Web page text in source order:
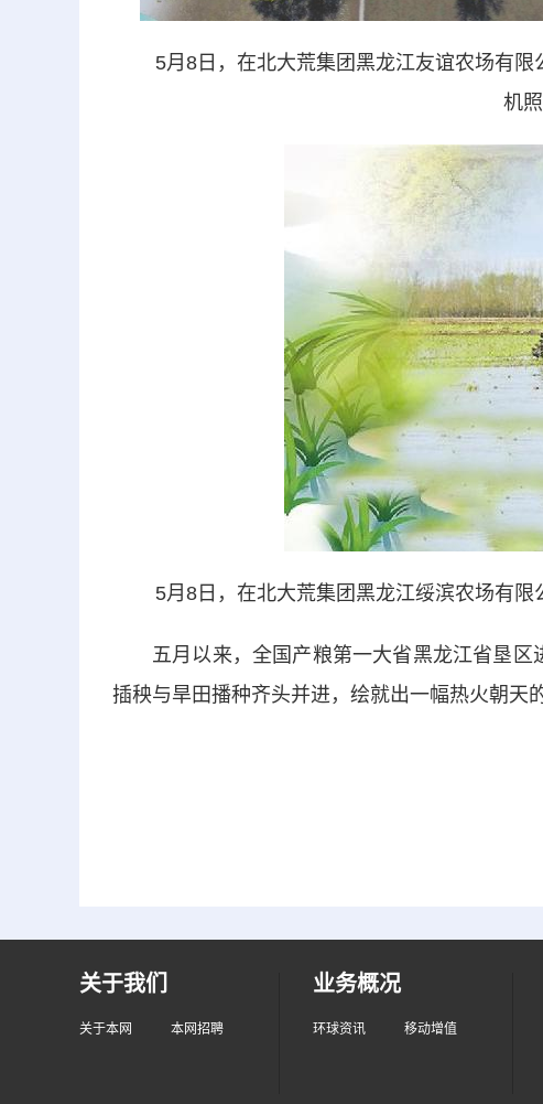
5月8日，在北大荒集团黑龙江友谊农场有
机照
5月8日，在北大荒集团黑龙江绥滨农场有限
五月以来，全国产粮第一大省黑龙江省垦
插秧与旱田播种齐头并进，绘就出一幅热火朝天
关于我们
关于本网 本网招聘
业务概况
环球资讯 移动增值